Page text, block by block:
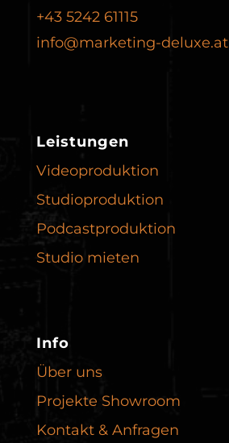
+43 5242 61115
info@marketing-deluxe.at
Leistungen
Videoproduktion
Studioproduktion
Podcast­produktion
Studio mieten
Info
Über uns
Projekte Showroom
Kontakt & Anfragen